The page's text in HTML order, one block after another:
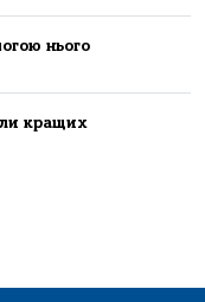
нього
кращих